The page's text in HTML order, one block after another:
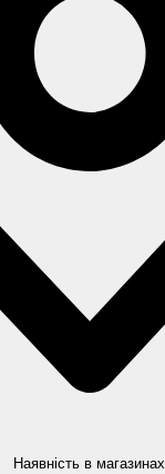
Наявність в магазинах